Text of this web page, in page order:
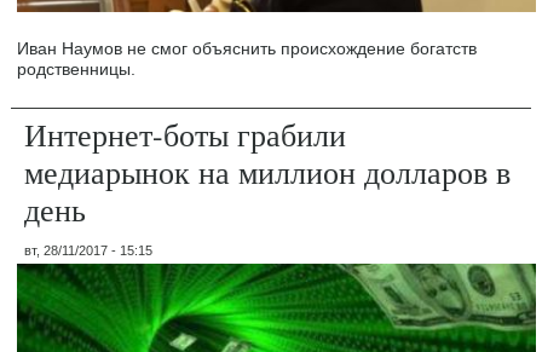
Иван Наумов не смог объяснить происхождение богатств
родственницы.
Интернет-боты грабили
медиарынок на миллион долларов в
день
вт, 28/11/2017 - 15:15